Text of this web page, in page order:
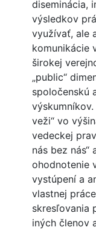
diseminácia,
výsledkov
využívať, ale
komunikácie
širokej
„public“
spoločenskú
veži“ vo
vedeckej
nás bez
ohodnotenie
vystúpení a
vlastnej
skresľovania
iných členov